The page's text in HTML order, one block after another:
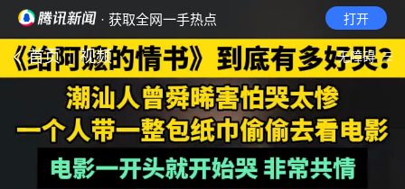
· 获取全网一手热点 打开
首页 视频 无障碍